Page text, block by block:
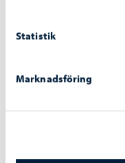
Statistik
Marknadsföring